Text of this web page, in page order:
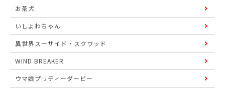
お茶犬
いしよわちゃん
異世界スーサイド・スクワッド
WIND BREAKER
ウマ娘プリティーダービー